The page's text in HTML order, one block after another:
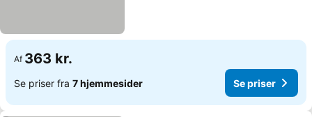
Af 363 kr.
Se priser fra 7 hjemmesider Se priser